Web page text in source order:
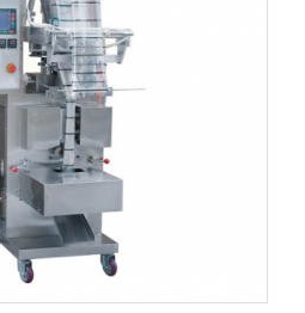
СЕРИИ JND-S
упаковки
вертикального типа
собой
полного цикла....
Добавить в сравнение